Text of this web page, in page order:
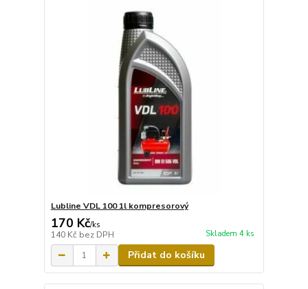
Lubline VDL 100 1l kompresorový
170 Kč/ks
140 Kč bez DPH Skladem 4 ks
Přidat do košíku